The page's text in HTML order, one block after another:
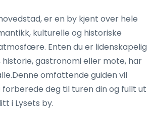
er en by kjent over hele
kulturelle og historiske
Enten du er lidenskapelig
gastronomi eller mote, har
omfattende guiden vil
forberede deg til turen din og fullt ut
i Lysets by.